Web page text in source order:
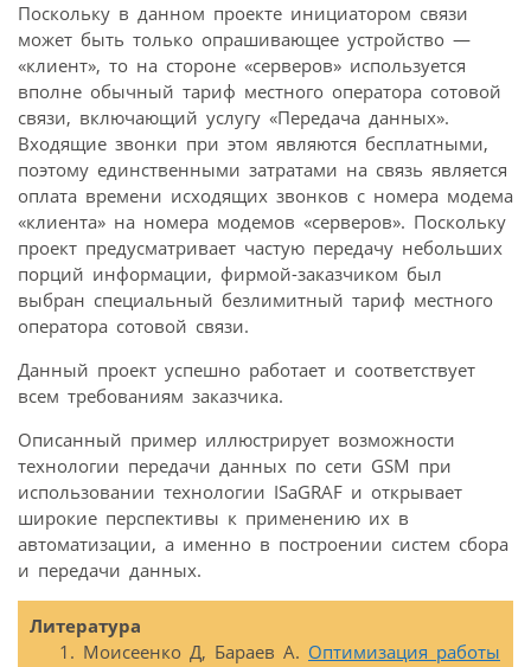
Поскольку в данном проекте инициатором связи
может быть только опрашивающее устройство —
«клиент», то на стороне «серверов» используется
вполне обычный тариф местного оператора сотовой
связи, включающий услугу «Передача данных».
Входящие звонки при этом являются бесплатными,
поэтому единственными затратами на связь является
оплата времени исходящих звонков с номера модема
«клиента» на номера модемов «серверов». Поскольку
проект предусматривает частую передачу небольших
порций информации, фирмой-заказчиком был
выбран специальный безлимитный тариф местного
оператора сотовой связи.
Данный проект успешно работает и соответствует
всем требованиям заказчика.
Описанный пример иллюстрирует возможности
технологии передачи данных по сети GSM при
использовании технологии ISaGRAF и открывает
широкие перспективы к применению их в
автоматизации, а именно в построении систем сбора
и передачи данных.
Литература
Моисеенко Д, Бараев А. Оптимизация работы